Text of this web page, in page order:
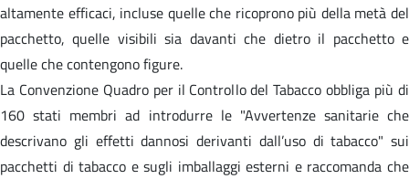
altamente efficaci, incluse quelle che ricoprono più della metà del
pacchetto, quelle visibili sia davanti che dietro il pacchetto e
quelle che contengono figure.
La Convenzione Quadro per il Controllo del Tabacco obbliga più di
160 stati membri ad introdurre le "Avvertenze sanitarie che
descrivano gli effetti dannosi derivanti dall’uso di tabacco" sui
pacchetti di tabacco e sugli imballaggi esterni e raccomanda che